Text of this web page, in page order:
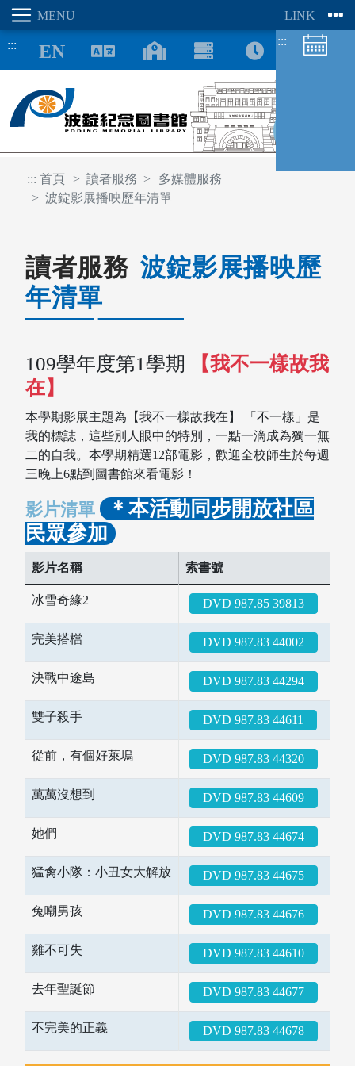
::: :::
座位預約
圖書薦購
::: 首頁 讀者服務
多媒體服務
波錠影展播映歷年清單
讀者服務 波錠影展播映歷
年清單
109學年度第1學期
【我不一樣故我
在】
本學期影展主題為【我不一樣故我在】 「不一樣」是
我的標誌，這些別人眼中的特別，一點一滴成為獨一無
二的自我。本學期精選12部電影，歡迎全校師生於每週
三晚上6點到圖書館來看電影！
影片清單
＊本活動同步開放社區
民眾參加
影片名稱 索書號
冰雪奇緣2 DVD 987.85 39813
完美搭檔 DVD 987.83 44002
決戰中途島 DVD 987.83 44294
雙子殺手 DVD 987.83 44611
從前，有個好萊塢 DVD 987.83 44320
萬萬沒想到 DVD 987.83 44609
她們 DVD 987.83 44674
猛禽小隊：小丑女大解放 DVD 987.83 44675
兔嘲男孩 DVD 987.83 44676
雞不可失 DVD 987.83 44610
去年聖誕節 DVD 987.83 44677
不完美的正義 DVD 987.83 44678